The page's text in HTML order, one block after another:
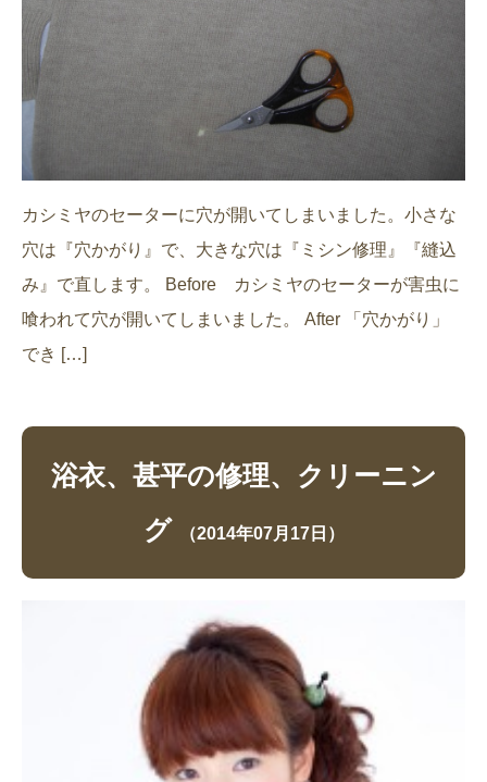
カシミヤのセーターに穴が開いてしまいました。小さな
穴は『穴かがり』で、大きな穴は『ミシン修理』『縫込
み』で直します。 Before カシミヤのセーターが害虫に
喰われて穴が開いてしまいました。 After 「穴かがり」
でき […]
浴衣、甚平の修理、クリーニン
グ
（2014年07月17日）